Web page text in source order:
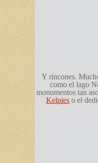
Y rincones.
como el lago
monumentos tan
Kelpies o el